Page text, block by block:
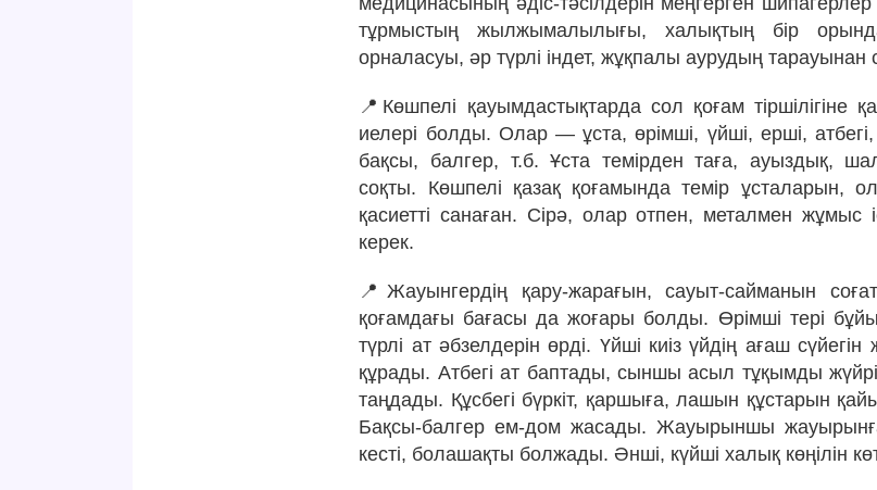
тұрмыстың жылжымалылығы, халықтың бір
орналасуы, әр түрлі індет, жұқпалы аурудың тарауынан
📍Көшпелі қауымдастықтарда сол қоғам тіршілігіне
иелері болды. Олар — ұста, өрімші, үйші, ерші,
бақсы, балгер, т.б. Ұста темірден таға, ауыздық,
соқты. Көшпелі қазақ қоғамында темір ұсталарын,
қасиетті санаған. Сірә, олар отпен, металмен жұмыс
керек.
📍Жауынгердің қару-жарағын, сауыт-сайманын
қоғамдағы бағасы да жоғары болды. Өрімші тері
түрлі ат әбзелдерін өрді. Үйші киіз үйдің ағаш
құрады. Атбегі ат баптады, сыншы асыл тұқымды
таңдады. Құсбегі бүркіт, қаршыға, лашын құстарын
Бақсы-балгер ем-дом жасады. Жауырыншы
кесті, болашақты болжады. Әнші, күйші халық көңілін